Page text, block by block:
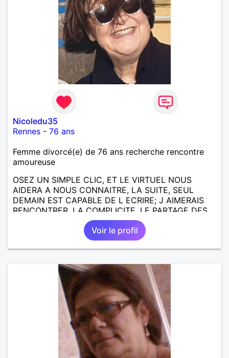
Nicoledu35
Rennes - 76 ans
Femme divorcé(e) de 76 ans recherche rencontre
amoureuse
OSEZ UN SIMPLE CLIC, ET LE VIRTUEL NOUS
AIDERA A NOUS CONNAITRE, LA SUITE, SEUL
DEMAIN EST CAPABLE DE L ECRIRE; J AIMERAIS
RENCONTRER, LA COMPLICITE, LE PARTAGE DES
BELLES CHOSES DE LA VIE : BALADES, VOYAGES
EN FRANCE OU AILLEURS. ETRE A L ECOUTE DE L
AUTRE, ET LA VIE SERA PLUS BELLE
ENCORE.....................
Voir le profil